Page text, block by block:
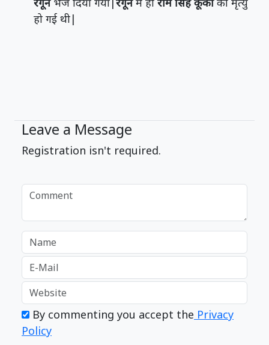
हो गई थी|
Leave a Message
Registration isn't required.
By commenting you accept the Privacy
Policy